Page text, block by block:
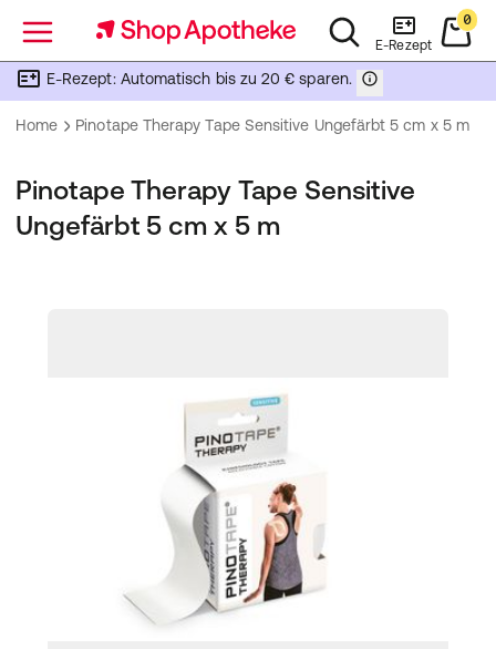
Menü E-Rezept
0
E-Rezept: Automatisch bis zu 20 € sparen.
Home Pinotape Therapy Tape Sensitive Ungefärbt 5 cm x 5 m
Pinotape Therapy Tape Sensitive
Ungefärbt 5 cm x 5 m